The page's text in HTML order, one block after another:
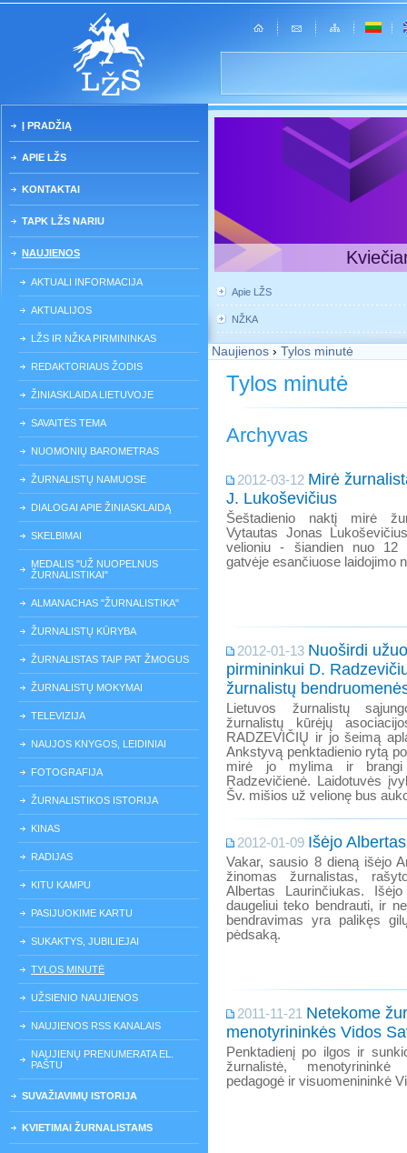
Į PRADŽIĄ
APIE LŽS
KONTAKTAI
TAPK LŽS NARIU
NAUJIENOS
AKTUALI INFORMACIJA
AKTUALIJOS
LŽS IR NŽKA PIRMININKAS
REDAKTORIAUS ŽODIS
ŽINIASKLAIDA LIETUVOJE
SAVAITĖS TEMA
NUOMONIŲ BAROMETRAS
ŽURNALISTŲ NAMUOSE
DIALOGAI APIE ŽINIASKLAIDĄ
SKELBIMAI
MEDALIS "UŽ NUOPELNUS
ŽURNALISTIKAI"
ALMANACHAS "ŽURNALISTIKA"
ŽURNALISTŲ KŪRYBA
ŽURNALISTAS TAIP PAT ŽMOGUS
ŽURNALISTŲ MOKYMAI
TELEVIZIJA
NAUJOS KNYGOS, LEIDINIAI
FOTOGRAFIJA
ŽURNALISTIKOS ISTORIJA
KINAS
RADIJAS
KITU KAMPU
PASIJUOKIME KARTU
SUKAKTYS, JUBILIEJAI
TYLOS MINUTĖ
UŽSIENIO NAUJIENOS
NAUJIENOS RSS KANALAIS
NAUJIENŲ PRENUMERATA EL.
PAŠTU
SUVAŽIAVIMŲ ISTORIJA
KVIETIMAI ŽURNALISTAMS
Apie LŽS
NŽKA
Naujienos › Tylos minutė
Tylos minutė
Archyvas
2012-03-12 Mirė
J. Lukoševičius
Šeštadienio naktį mirė
Vytautas Jonas
velioniu - šiandien nuo 12
gatvėje esančiuose laidojimo
2012-01-13 Nuoširdi
pirmininkui D.
žurnalistų
Lietuvos žurnalistų
žurnalistų kūrėjų
RADZEVIČIŲ ir jo šeimą
Ankstyvą penktadienio rytą
mirė jo mylima ir
Radzevičienė. Laidotuvės
Šv. mišios už velionę bus
2012-01-09 Išėjo
Vakar, sausio 8 dieną išėjo
žinomas žurnalistas,
Albertas Laurinčiukas.
daugeliui teko bendrauti, ir
bendravimas yra palikęs
pėdsaką.
2011-11-21 Netekome
menotyrininkės Vidos
Penktadienį po ilgos ir
žurnalistė, menotyrininkė
pedagogė ir visuomenininkė